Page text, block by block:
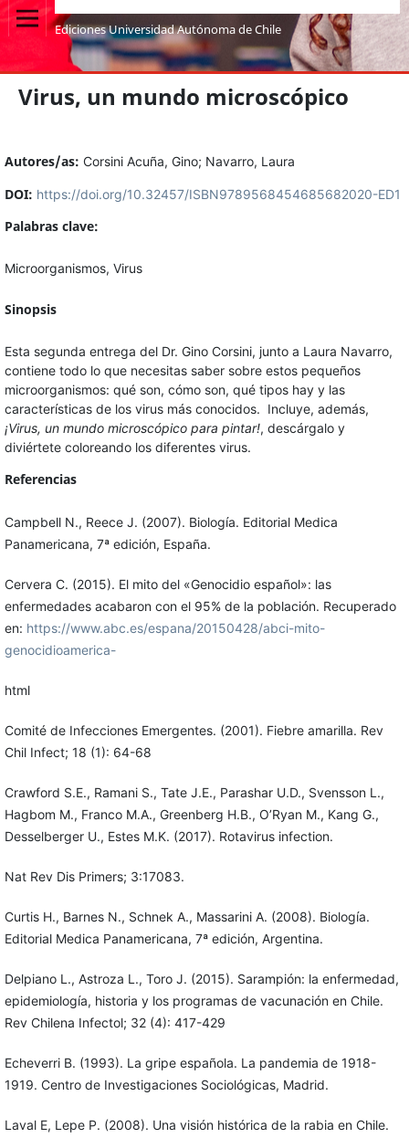
Ediciones Universidad Autónoma de Chile
Virus, un mundo microscópico
Autores/as: Corsini Acuña, Gino; Navarro, Laura
DOI: https://doi.org/10.32457/ISBN9789568454685682020-ED1
Palabras clave:
Microorganismos, Virus
Sinopsis
Esta segunda entrega del Dr. Gino Corsini, junto a Laura Navarro,
contiene todo lo que necesitas saber sobre estos pequeños
microorganismos: qué son, cómo son, qué tipos hay y las
características de los virus más conocidos. Incluye, además,
¡Virus, un mundo microscópico para pintar!, descárgalo y
diviértete coloreando los diferentes virus.
Referencias
Campbell N., Reece J. (2007). Biología. Editorial Medica
Panamericana, 7ª edición, España.
Cervera C. (2015). El mito del «Genocidio español»: las
enfermedades acabaron con el 95% de la población. Recuperado
en: https://www.abc.es/espana/20150428/abci-mito-
genocidioamerica-
html
Comité de Infecciones Emergentes. (2001). Fiebre amarilla. Rev
Chil Infect; 18 (1): 64-68
Crawford S.E., Ramani S., Tate J.E., Parashar U.D., Svensson L.,
Hagbom M., Franco M.A., Greenberg H.B., O’Ryan M., Kang G.,
Desselberger U., Estes M.K. (2017). Rotavirus infection.
Nat Rev Dis Primers; 3:17083.
Curtis H., Barnes N., Schnek A., Massarini A. (2008). Biología.
Editorial Medica Panamericana, 7ª edición, Argentina.
Delpiano L., Astroza L., Toro J. (2015). Sarampión: la enfermedad,
epidemiología, historia y los programas de vacunación en Chile.
Rev Chilena Infectol; 32 (4): 417-429
Echeverri B. (1993). La gripe española. La pandemia de 1918-
1919. Centro de Investigaciones Sociológicas, Madrid.
Laval E, Lepe P. (2008). Una visión histórica de la rabia en Chile.